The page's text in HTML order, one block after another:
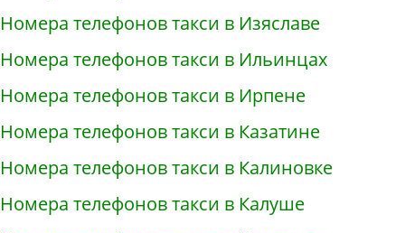
Номера телефонов такси в Изяславе
Номера телефонов такси в Ильинцах
Номера телефонов такси в Ирпене
Номера телефонов такси в Казатине
Номера телефонов такси в Калиновке
Номера телефонов такси в Калуше